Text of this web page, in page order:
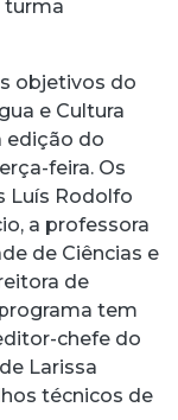
turma
objetivos do
e Cultura
edição do
feira. Os
Luís Rodolfo
a professora
de Ciências e
de
tem
chefe do
Larissa
técnicos de